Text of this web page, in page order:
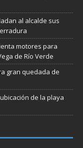
al alcalde sus
motores para
de Río Verde
gran quedada de
de la playa